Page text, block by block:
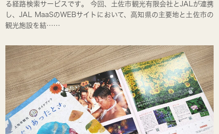
る経路検索サービスです。 今回、土佐市観光有限会社とJALが連携
し、JAL MaaSのWEBサイトにおいて、高知県の主要地と土佐市の
観光施設を結……